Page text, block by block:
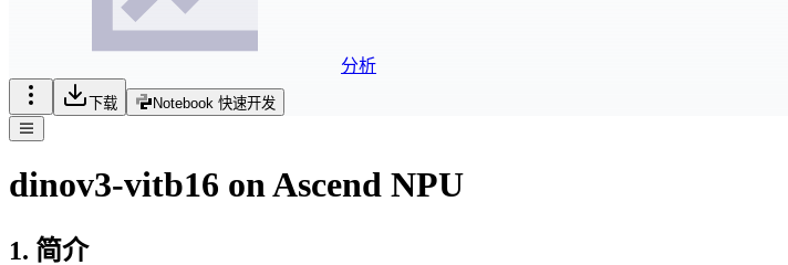
分析
下载 Notebook 快速开发
dinov3-vitb16 on Ascend NPU
1. 简介